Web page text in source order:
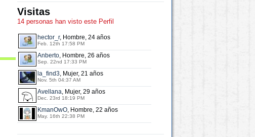
Visitas
14 personas han visto este Perfil
hector_r, Hombre, 24 años
Feb. 12th 17:58 PM
Anberto, Hombre, 26 años
Sep. 22nd 17:33 PM
la_find3, Mujer, 21 años
Nov. 5th 04:37 AM
Avellana, Mujer, 29 años
Dec. 23rd 18:19 PM
KmanOwO, Hombre, 22 años
May. 16th 22:38 PM